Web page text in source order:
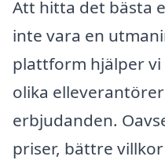
Att hitta det bästa
inte vara en
plattform hjälper
olika
erbjudanden.
priser, bättre